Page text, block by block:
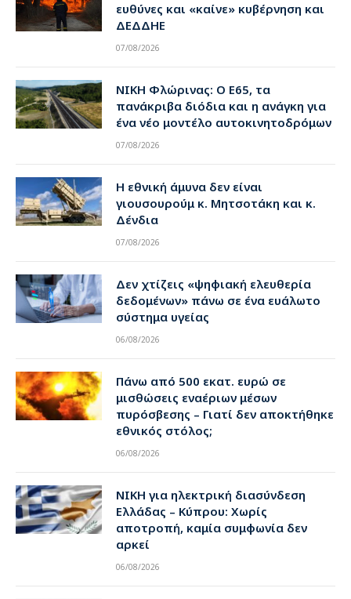
ευθύνες και «καίνε» κυβέρνηση και
ΔΕΔΔΗΕ
07/08/2026
ΝΙΚΗ Φλώρινας: Ο Ε65, τα
πανάκριβα διόδια και η ανάγκη για
ένα νέο μοντέλο αυτοκινητοδρόμων
07/08/2026
Η εθνική άμυνα δεν είναι
γιουσουρούμ κ. Μητσοτάκη και κ.
Δένδια
07/08/2026
Δεν χτίζεις «ψηφιακή ελευθερία
δεδομένων» πάνω σε ένα ευάλωτο
σύστημα υγείας
06/08/2026
Πάνω από 500 εκατ. ευρώ σε
μισθώσεις εναέριων μέσων
πυρόσβεσης – Γιατί δεν αποκτήθηκε
εθνικός στόλος;
06/08/2026
ΝΙΚΗ για ηλεκτρική διασύνδεση
Ελλάδας – Κύπρου: Χωρίς
αποτροπή, καμία συμφωνία δεν
αρκεί
06/08/2026